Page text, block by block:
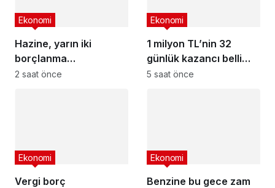
Hazine, yarın iki
borçlanma
gerçekleştirecek – 10
Ekonomi
2 saat önce
1 milyon TL’nin 32
günlük kazancı belli
oldu : En yüksek
Ekonomi
5 saat önce
Vergi borç
Ekonomi
Benzine bu gece zam
Ekonomi